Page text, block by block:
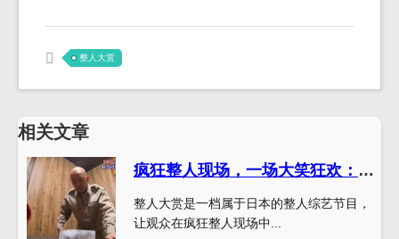
整人大赏
相关文章
疯狂整人现场，一场大笑狂欢：《整人大赏》观影心得
整人大赏是一档属于日本的整人综艺节目，
让观众在疯狂整人现场中...